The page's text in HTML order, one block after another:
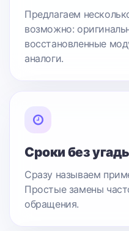
Предлагаем
возможно:
восстановленные
аналоги.
Сроки без
Сразу называем
Простые замены
обращения.